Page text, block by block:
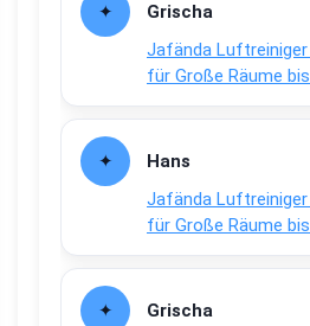
Grischa
Jafända Luftreiniger
für Große Räume
Hans
Jafända Luftreiniger
für Große Räume
Grischa